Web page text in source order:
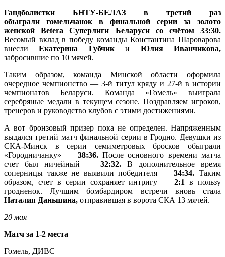
Гандболистки БНТУ-БЕЛАЗ в третий раз
обыграли гомельчанок в финальной серии за золото
женской Betera Суперлиги Беларуси со счётом 33:30.
Весомый вклад в победу команды Константина Шароварова
внесли Екатерина Губчики Юлия Иванчикова,
забросившие по 10 мячей.
Таким образом, команда Минской области оформила
очередное чемпионство — 3-й титул кряду и 27-й в истории
чемпионатов Беларуси. Команда «Гомель» выиграла
серебряные медали в текущем сезоне. Поздравляем игроков,
тренеров и руководство клубов с этими достижениями.
А вот бронзовый призер пока не определен. Напряженным
выдался третий матч финальной серии в Гродно. Девушки из
СКА-Минск в серии семиметровых бросков обыграли
«Городничанку» — 38:36.После основного времени матча
счет был ничейный — 32:32.В дополнительное время
соперницы также не выявили победителя —34:34. Таким
образом, счет в серии сохраняет интригу —2:1
в пользу
гродненок. Лучшим бомбардиром встречи вновь стала
Наталия Даньшина, отправившая в ворота СКА 13 мячей.
20 мая
Матч за 1-2 места
Гомель, ДИВС